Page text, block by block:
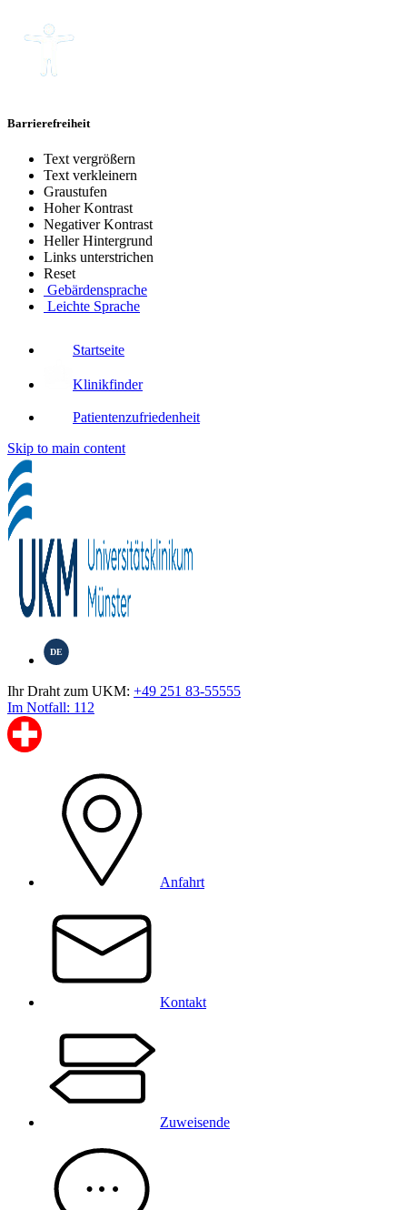
Barrierefreiheit
Text vergrößern
Text verkleinern
Graustufen
Hoher Kontrast
Negativer Kontrast
Heller Hintergrund
Links unterstrichen
Reset
Gebärdensprache
Leichte Sprache
Startseite
Klinikfinder
Patientenzufriedenheit
Skip to main content
DE
Ihr Draht zum UKM: +49 251 83-55555
Im Notfall: 112
Anfahrt
Kontakt
Zuweisende